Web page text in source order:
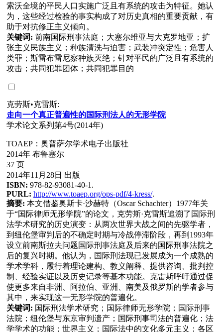
索沃全境的平民人口实施广泛且有系统的攻击为特征。她认
为，这些经过检验的事实构成了对历史真相的重要贡献，有
助于对抗修正主义倾向。
关键词: 前南国际刑事法庭；大塞尔维亚与大克罗地亚；扩
张主义民族主义；种族清洗与迫害；武装冲突定性；危害人
类罪；斯雷布雷尼察种族灭绝；针对平民的广泛且有系统的
攻击；共同犯罪团体；共同犯罪目的
克劳斯•克雷斯:
走向一个真正普遍性的国 际刑法人的无形学院
学术论文系列第4号(2014年)
TOAEP：奥普萨尔学术电子出版社
2014年 布鲁塞尔
37 页
2014年11月28日 出版
ISBN: 978-82-93081-40-1.
PURL: http://www.toaep.org/ops-pdf/4-kress/.
摘要: 本文借鉴奥斯卡·沙赫特（Oscar Schachter）1977年关
于“国际律师无形学院”的论文，克劳斯·克雷斯追溯了国际刑
法学术研究的历史演变：从两次世界大战之间的先驱学者，
到纽伦堡审判后的不确定时期与冷战停滞阶段，再到1993年
设立前南斯拉夫问题国际刑事法庭及后来的国际刑事法院之
后的复兴时期。他认为，国际刑法现已发展成为一个成熟的
学术学科，履行着理论建构、教义阐释、提供咨询、批判控
制、经验实证以及历史记录等基本功能。克雷斯呼吁通过促
使更多来自非洲、阿拉伯、亚洲、南美及俄罗斯的学者参与
其中，来实现这一无形学院的普遍化。
关键词: 国际刑法学术研究；国际律师无形学院；国际刑事
法院；纽伦堡与东京审判遗产；国际刑事司法的普遍化；法
学学术的功能；世界主义；国际法中的文化多元主义；各区